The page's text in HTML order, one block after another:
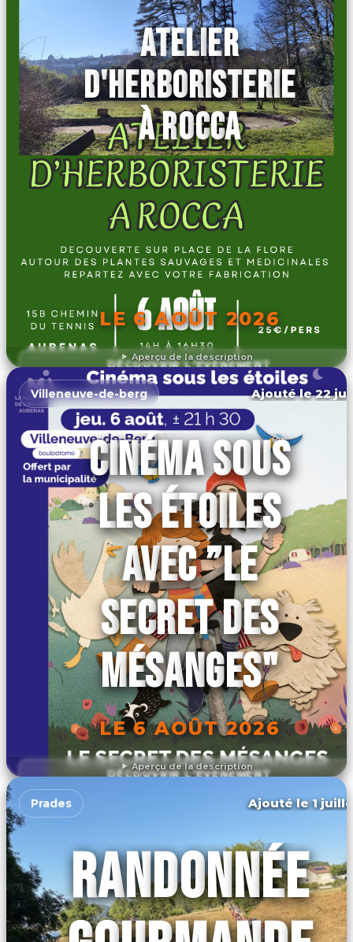
Aperçu de la description
ATELIER
D'HERBORISTERIE
À ROCCA
LE 6 AOÛT 2026
DÉCOUVRIR L'ÉVÉNEMENT
Aperçu de la description
Villeneuve-de-berg Ajouté le 22
CINÉMA SOUS
LES ÉTOILES
AVEC ”LE
SECRET DES
MÉSANGES"
LE 6 AOÛT 2026
DÉCOUVRIR L'ÉVÉNEMENT
Prades Ajouté le 1
RANDONNÉE